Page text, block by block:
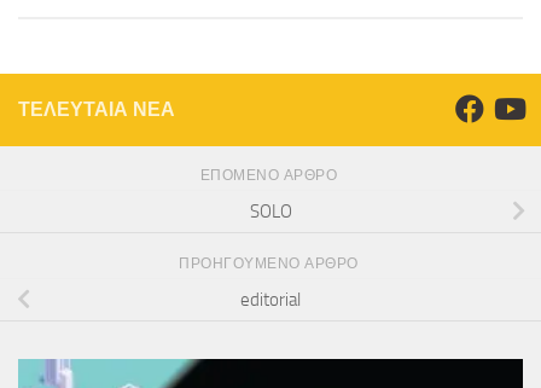
ΤΕΛΕΥΤΑΙΑ ΝΕΑ
ΕΠΌΜΕΝΟ ΆΡΘΡΟ
SOLO
ΠΡΟΗΓΟΎΜΕΝΟ ΆΡΘΡΟ
editorial